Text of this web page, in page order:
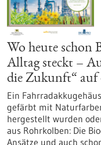
Wo heute schon
Alltag steckt –
die Zukunft“ auf
Ein
gefärbt mit
hergestellt wurden
aus Rohrkolben: Die
Ansätze und auch